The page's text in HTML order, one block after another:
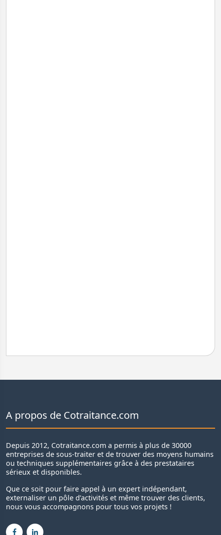
A propos de Cotraitance.com
Depuis 2012, Cotraitance.com a permis à plus de 30000
entreprises de sous-traiter et de trouver des moyens humains
ou techniques supplémentaires grâce à des prestataires
sérieux et disponibles.
Que ce soit pour faire appel à un expert indépendant,
externaliser un pôle d’activités et même trouver des clients,
nous vous accompagnons pour tous vos projets !